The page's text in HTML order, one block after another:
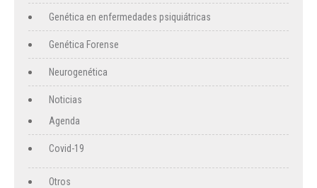
Genética en enfermedades psiquiátricas
Genética Forense
Neurogenética
Noticias
Agenda
Covid-19
Otros